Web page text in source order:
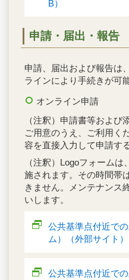
B）
申請・届出・報告
申請、届出および報告は
ラインにより手続きが可
オンライン申請
（注釈）申請書等および
ご用意のうえ、ご利用く
容を直接入力して申請す
（注釈）Logoフォーム
施されます。その時間帯
きません。メンテナンス
いします。
公共基準点付近で
ム）（外部サイト）
公共基準点付近で